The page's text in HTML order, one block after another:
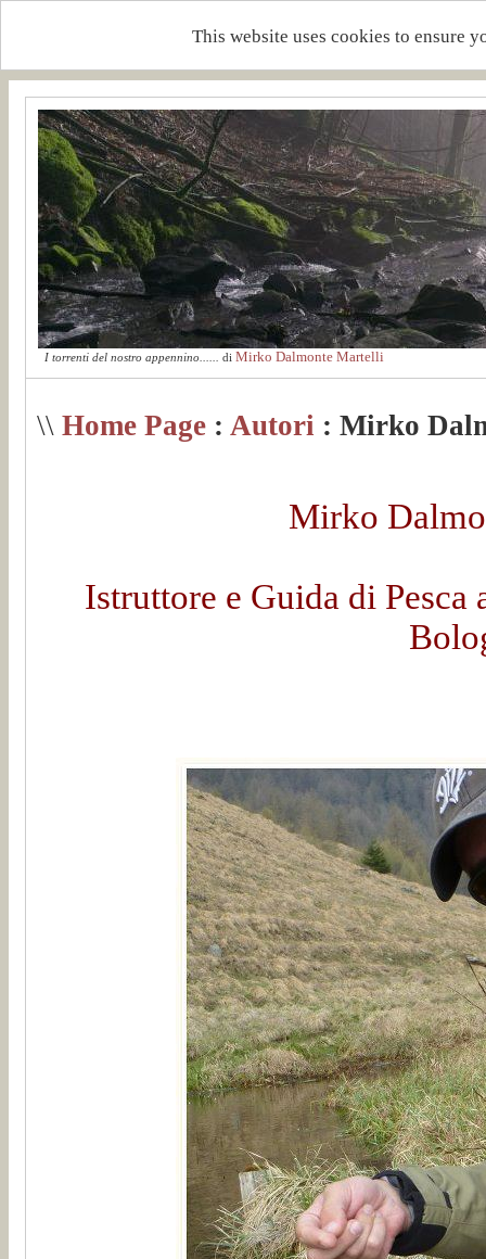
This website uses cookies to ensure
I torrenti del nostro appennino...... di Mirko Dalmonte Martelli
\\ Home Page : Autori : Mirko
Mirko
Istruttore e Guida di Pesca